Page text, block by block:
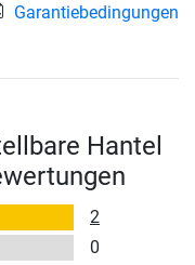
Garantiebedingungen
Hantel
2
0